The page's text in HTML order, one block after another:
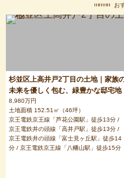
お
杉並区上高井戸2丁目の土地｜家族
未来を優しく包む、緑豊かな邸宅地
8,980万円
土地面積 152.51㎡（46坪）
京王電鉄京王線「芦花公園駅」徒歩13分 /
京王電鉄井の頭線「高井戸駅」徒歩13分 /
京王電鉄井の頭線「富士見ヶ丘駅」徒歩14
分 / 京王電鉄京王線「八幡山駅」徒歩15分